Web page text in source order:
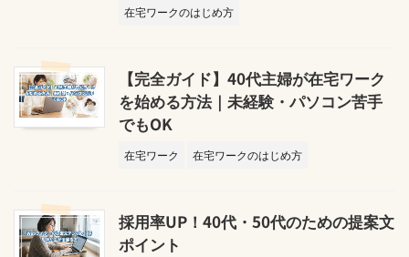
在宅ワークのはじめ方
【完全ガイド】40代主婦が在宅ワーク
を始める方法｜未経験・パソコン苦手
でもOK
在宅ワーク 在宅ワークのはじめ方
採用率UP！40代・50代のための提案文
ポイント